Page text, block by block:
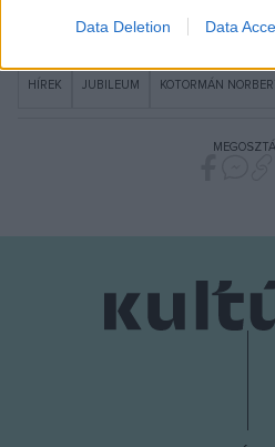
functionality and fraud
Data Deletion Data
HÍREK JUBILEUM KOTORMÁN